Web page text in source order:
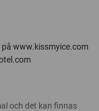
www.kissmyice.com
och det kan finnas